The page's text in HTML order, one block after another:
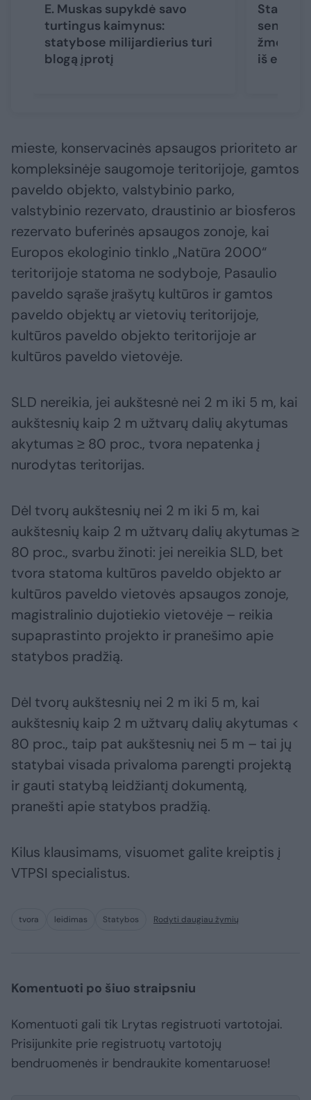
E. Muskas supykdė savo
turtingus kaimynus:
statybose milijardierius turi
blogą įprotį
žmonių
iš esmės
mieste, konservacinės apsaugos prioriteto ar
kompleksinėje saugomoje teritorijoje, gamtos
paveldo objekto, valstybinio parko,
valstybinio rezervato, draustinio ar biosferos
rezervato buferinės apsaugos zonoje, kai
Europos ekologinio tinklo „Natūra 2000“
teritorijoje statoma ne sodyboje, Pasaulio
paveldo sąraše įrašytų kultūros ir gamtos
paveldo objektų ar vietovių teritorijoje,
kultūros paveldo objekto teritorijoje ar
kultūros paveldo vietovėje.
SLD nereikia, jei aukštesnė nei 2 m iki 5 m, kai
aukštesnių kaip 2 m užtvarų dalių akytumas
akytumas ≥ 80 proc., tvora nepatenka į
nurodytas teritorijas.
Dėl tvorų aukštesnių nei 2 m iki 5 m, kai
aukštesnių kaip 2 m užtvarų dalių akytumas ≥
80 proc., svarbu žinoti: jei nereikia SLD, bet
tvora statoma kultūros paveldo objekto ar
kultūros paveldo vietovės apsaugos zonoje,
magistralinio dujotiekio vietovėje – reikia
supaprastinto projekto ir pranešimo apie
statybos pradžią.
Dėl tvorų aukštesnių nei 2 m iki 5 m, kai
aukštesnių kaip 2 m užtvarų dalių akytumas <
80 proc., taip pat aukštesnių nei 5 m – tai jų
statybai visada privaloma parengti projektą
ir gauti statybą leidžiantį dokumentą,
pranešti apie statybos pradžią.
Kilus klausimams, visuomet galite kreiptis į
VTPSI specialistus.
tvora leidimas Statybos Rodyti daugiau žymių
Komentuoti po šiuo straipsniu
Komentuoti gali tik Lrytas registruoti vartotojai.
Prisijunkite prie registruotų vartotojų
bendruomenės ir bendraukite komentaruose!